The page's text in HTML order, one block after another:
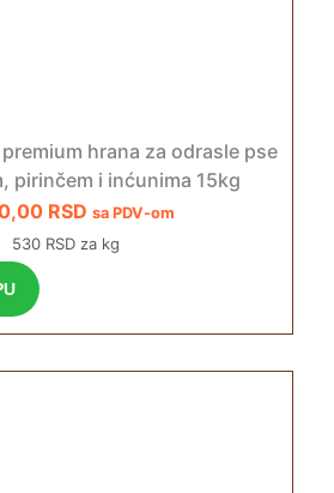
hrana za odrasle pse
pirinčem i inćunima 15kg
RSD sa PDV-om
530 RSD za kg